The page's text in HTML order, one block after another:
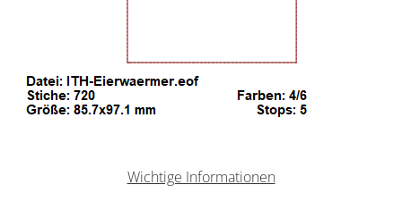
Wichtige Informationen